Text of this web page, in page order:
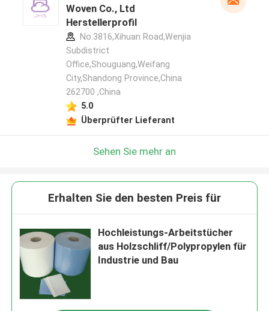
Woven Co., Ltd
Herstellerprofil
No.3816,Xihuan Road,Wenjia
Subdistrict
Office,Shouguang,Weifang
City,Shandong Province,China
262700 ,China
5.0
Überprüfter Lieferant
Sehen Sie mehr an
Erhalten Sie den besten Preis für
Hochleistungs-Arbeitstücher
aus Holzschliff/Polypropylen für
Industrie und Bau